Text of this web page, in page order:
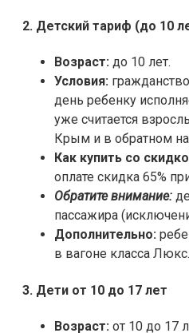
2. Детский тариф (до 10
Возраст: до 10 лет.
Условия:
день ребенку
уже считается
Крым и в обратном
Как купить со
оплате скидка 65%
Обратите внимание:
пассажира
Дополнительно:
в вагоне класса Люкс.
3. Дети от 10 до 17 лет
Возраст: от 10 до 17